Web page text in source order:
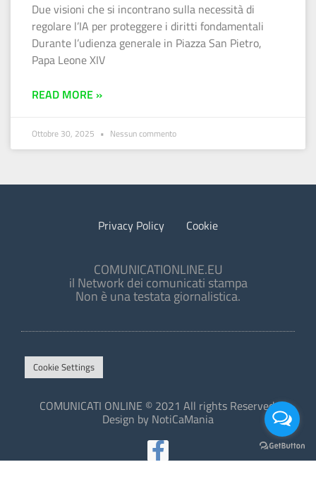
Due visioni che si incontrano sulla necessità di
regolare l’IA per proteggere i diritti fondamentali
Durante l’udienza generale in Piazza San Pietro,
Papa Leone XIV
READ MORE »
Ottobre 30, 2025 Nessun commento
Privacy Policy Cookie
COMUNICATIONLINE.EU
il Network dei comunicati stampa
Non è una testata giornalistica.
Cookie Settings
COMUNICATI ONLINE © 2021 All rights Reserved.
Design by NotiCaMania